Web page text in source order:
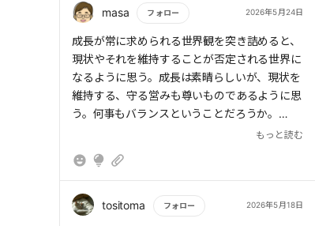
義社会で生きる以上、稼ぐことは欠かせない。
スを取り続ける
> 私たちが常に感じている、何かに追われてい
る感覚。その正体は、時間、成長、数字、労
働、お金、消費の「6人の追手」
masa フォロー 2026年5月24日
もっと読む
成長が常に求められる世界観を突き詰めると、
現状やそれを維持することが否定される世界に
なるように思う。成長は素晴らしいが、現状を
維持する、守る営みも尊いものであるように思
う。何事もバランスということだろうか。
著者に以下をききたい。常に課題感を持ち、改
うか。現状の良さを知り、それを守る、伸ばす
ことも大切であるように思います。ただ、組織
もっと読む
tositoma フォロー 2026年5月18日